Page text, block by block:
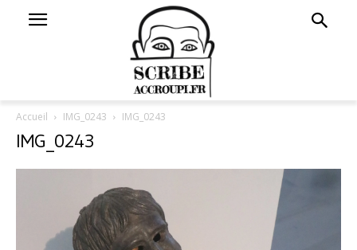
Accueil IMG_0243 IMG_0243
IMG_0243